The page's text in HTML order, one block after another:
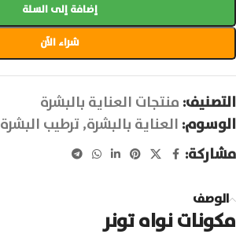
إضافة إلى السلة
شراء الآن
التصنيف: منتجات العناية بالبشرة
الوسوم: العناية بالبشرة,ترطيب البشرة
مشاركة:
الوصف
مكونات نواه تونر